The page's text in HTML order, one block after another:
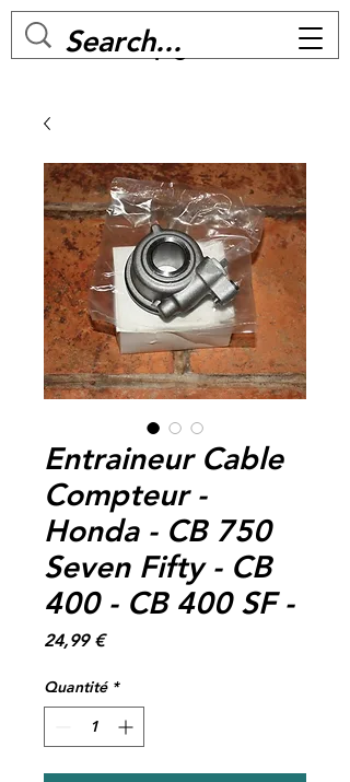
MC BIKE Perpignan
Entraineur Cable
Compteur -
Honda - CB 750
Seven Fifty - CB
400 - CB 400 SF -
24,99 €Prix
Quantité *